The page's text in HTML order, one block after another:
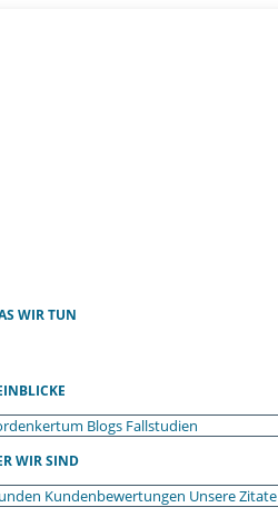
WIR TUN
Blogs Fallstudien
WIR SIND
Kundenbewertungen Unsere Zitate